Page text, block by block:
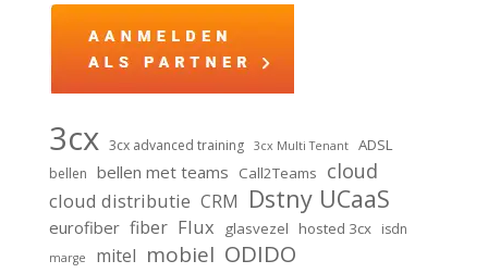
3cx 3cx advanced training 3cx Multi Tenant ADSL
bellen bellen met teams Call2Teams cloud
cloud distributie CRM Dstny UCaaS
eurofiber fiber Flux glasvezel hosted 3cx isdn
marge mitel mobiel ODIDO